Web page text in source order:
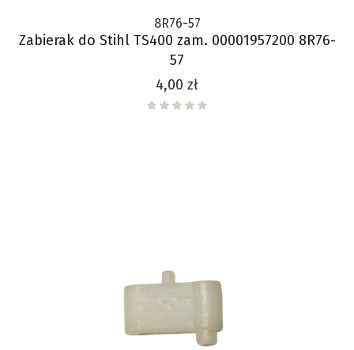
8R76-57
Zabierak do Stihl TS400 zam. 00001957200 8R76-
57
Cena
4,00 zł